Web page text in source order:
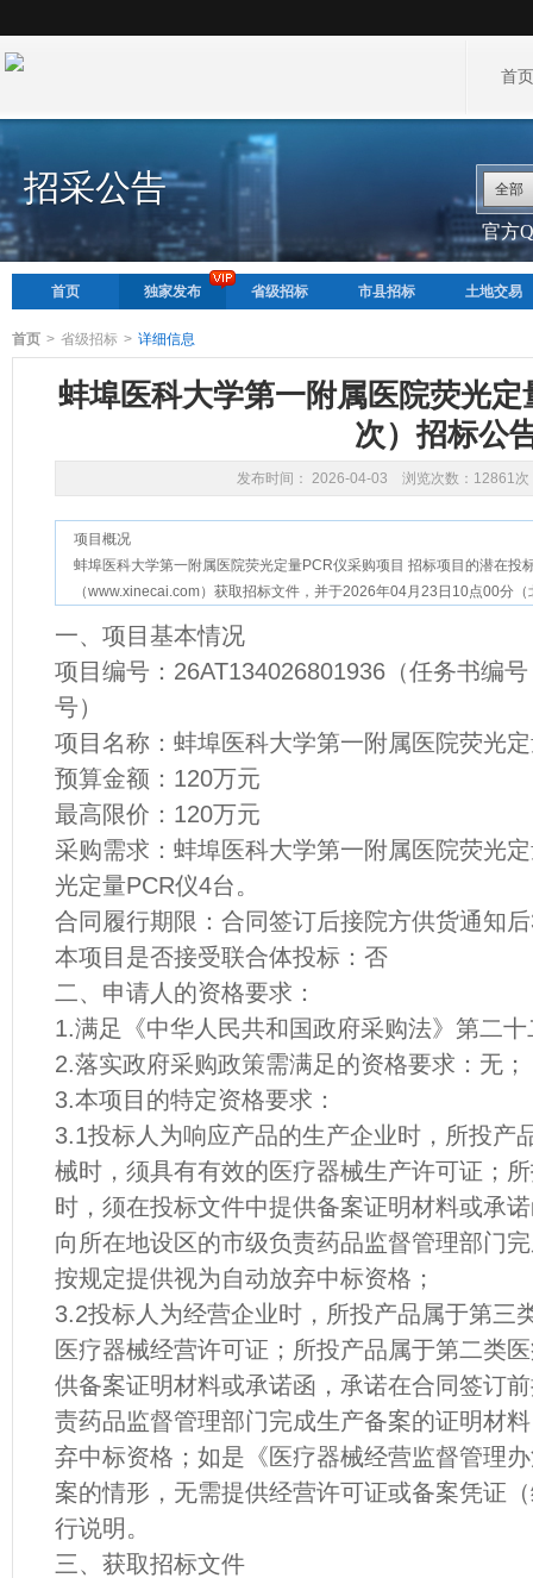
首
招采公告 全部
官方
首页 独家发布 省级招标 市县招标 土地交易
首页 > 省级招标 > 详细信息
蚌埠医科大学第一附属医院荧光
次）招标公
发布时间： 2026-04-03 浏览次数：12861次
项目概况
蚌埠医科大学第一附属医院荧光定量PCR仪采购项目 招标项目的潜在投
（www.xinecai.com）获取招标文件，并于2026年04月23日10点00分
一、项目基本情况
项目编号：26AT134026801936（任务书编
号）
项目名称：蚌埠医科大学第一附属医院荧光
预算金额：120万元
最高限价：120万元
采购需求：蚌埠医科大学第一附属医院荧光
光定量PCR仪4台。
合同履行期限：合同签订后接院方供货通知
本项目是否接受联合体投标：否
二、申请人的资格要求：
1.满足《中华人民共和国政府采购法》第二
2.落实政府采购政策需满足的资格要求：无；
3.本项目的特定资格要求：
3.1投标人为响应产品的生产企业时，所投产
械时，须具有有效的医疗器械生产许可证；
时，须在投标文件中提供备案证明材料或承
向所在地设区的市级负责药品监督管理部门
按规定提供视为自动放弃中标资格；
3.2投标人为经营企业时，所投产品属于第三
医疗器械经营许可证；所投产品属于第二类
供备案证明材料或承诺函，承诺在合同签订
责药品监督管理部门完成生产备案的证明材
弃中标资格；如是《医疗器械经营监督管理
案的情形，无需提供经营许可证或备案凭证
行说明。
三、获取招标文件